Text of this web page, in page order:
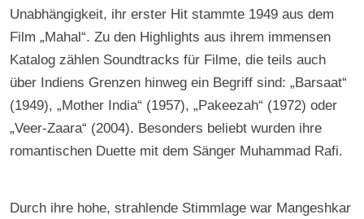
Unabhängigkeit, ihr erster Hit stammte 1949 aus dem
Film „Mahal“. Zu den Highlights aus ihrem immensen
Katalog zählen Soundtracks für Filme, die teils auch
über Indiens Grenzen hinweg ein Begriff sind: „Barsaat“
(1949), „Mother India“ (1957), „Pakeezah“ (1972) oder
„Veer-Zaara“ (2004). Besonders beliebt wurden ihre
romantischen Duette mit dem Sänger Muhammad Rafi.
Durch ihre hohe, strahlende Stimmlage war Mangeshkar